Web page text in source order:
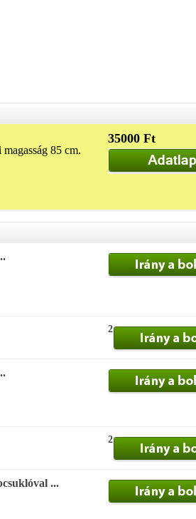
85 cm.
35000 Ft
2
2
...